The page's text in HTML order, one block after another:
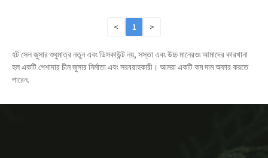
< 1 >
হট সেল জুসার শুধুমাত্র নতুন এবং ডিসকাউন্ট নয়, সস্তা এবং উচ্চ মানেরও৷ আমাদের কারখানা
হল একটি পেশাদার চীন জুসার নির্মাতা এবং সরবরাহকারী। আমরা একটি কম দাম অফার করতে
পারেন.